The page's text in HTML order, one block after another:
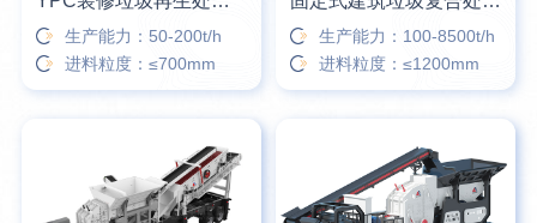
生产能力：50-200t/h
进料粒度：≤700mm
生产能力：100-8500t/h
进料粒度：≤1200mm